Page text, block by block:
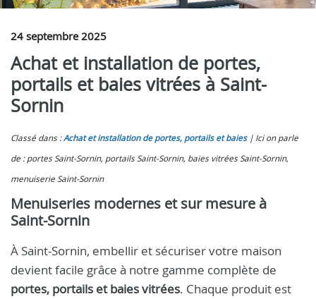
24 septembre 2025
Achat et installation de portes,
portails et baies vitrées à Saint-
Sornin
Classé dans :Achat et installation de portes, portails et baies
Ici on parle
de : portes Saint-Sornin, portails Saint-Sornin, baies vitrées Saint-Sornin,
menuiserie Saint-Sornin
Menuiseries modernes et sur mesure à
Saint-Sornin
À Saint-Sornin, embellir et sécuriser votre maison
devient facile grâce à notre gamme complète de
portes, portails et baies vitrées. Chaque produit est